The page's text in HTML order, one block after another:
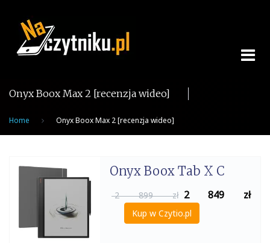
content
Onyx Boox Max 2 [recenzja wideo]
Home Onyx Boox Max 2 [recenzja wideo]
Onyx Boox Tab X C
2 899 zł 2 849 zł
Kup w Czytio.pl